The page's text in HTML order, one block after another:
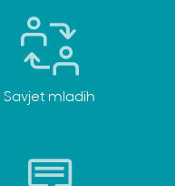
Savjet mladih